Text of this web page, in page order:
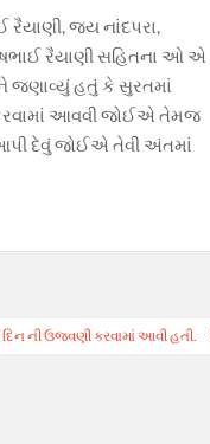
જય નાંદપરા,
રૈયાણી સહિતના ઓ એ
જણાવ્યું હતું કે સુરતમાં
કરવામાં આવવી જોઈએ તેમજ
આપી દેવું જોઈએ તેવી અંતમાં
ની ઉજવણી કરવામાં આવી હતી.